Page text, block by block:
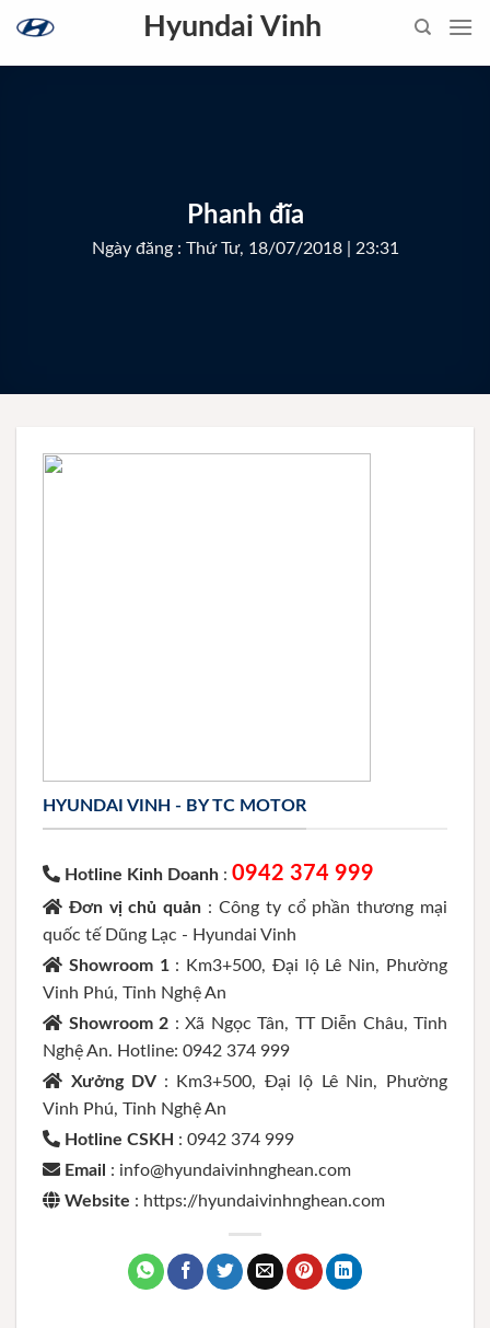
content
Hyundai Vinh
Phanh đĩa
Ngày đăng : Thứ Tư, 18/07/2018 | 23:31
HYUNDAI VINH - BY TC MOTOR
Hotline Kinh Doanh : 0942 374 999
Đơn vị chủ quản : Công ty cổ phần thương mại
quốc tế Dũng Lạc - Hyundai Vinh
Showroom 1 : Km3+500, Đại lộ Lê Nin, Phường
Vinh Phú, Tỉnh Nghệ An
Showroom 2 : Xã Ngọc Tân, TT Diễn Châu, Tỉnh
Nghệ An. Hotline: 0942 374 999
Xưởng DV : Km3+500, Đại lộ Lê Nin, Phường
Vinh Phú, Tỉnh Nghệ An
Hotline CSKH : 0942 374 999
Email : info@hyundaivinhnghean.com
Website : https://hyundaivinhnghean.com